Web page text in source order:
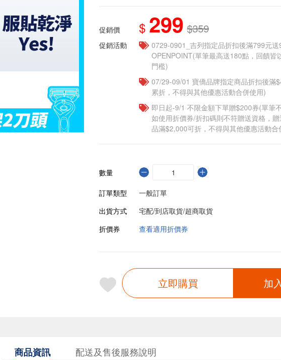
促銷價 $ 299 $359
促銷活動
0729-0901_吉列指定品折扣後滿799元送
OPENPOINT(單筆最高送180點，回饋皆
門檻)
07/29-09/01 寶僑品牌指定商品折扣後滿
累折，不得與其他優惠活動合併使用)
即日起-9/1 不限金額下單贈$200券(單筆
如使用折價券/折扣碼則不符贈送資格，
品滿$2,000可折，不得與其他優惠活動合
數量
訂單類型
一般訂單
出貨方式
宅配/到店取貨/超商取貨
折價券
查看適用折價券
立即購買 加
商品資訊 配送及售後服務說明